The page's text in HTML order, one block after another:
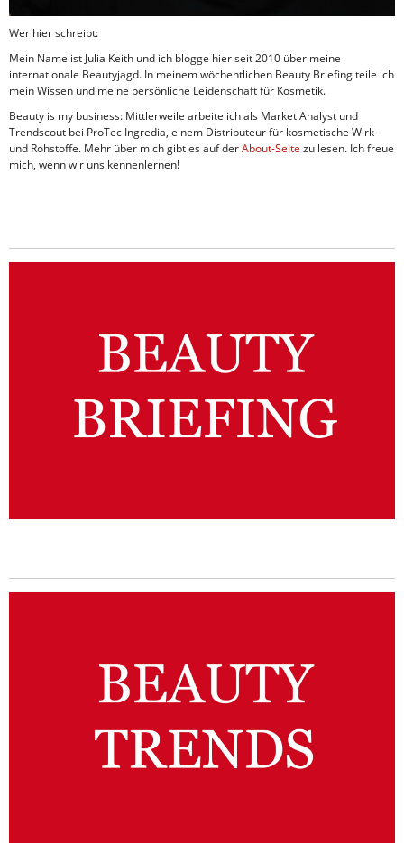
Wer hier schreibt:
Mein Name ist Julia Keith und ich blogge hier seit 2010 über meine
internationale Beautyjagd. In meinem wöchentlichen Beauty Briefing teile ich
mein Wissen und meine persönliche Leidenschaft für Kosmetik.
Beauty is my business: Mittlerweile arbeite ich als Market Analyst und
Trendscout bei ProTec Ingredia, einem Distributeur für kosmetische Wirk-
und Rohstoffe. Mehr über mich gibt es auf derAbout-Seite zu lesen. Ich freue
mich, wenn wir uns kennenlernen!